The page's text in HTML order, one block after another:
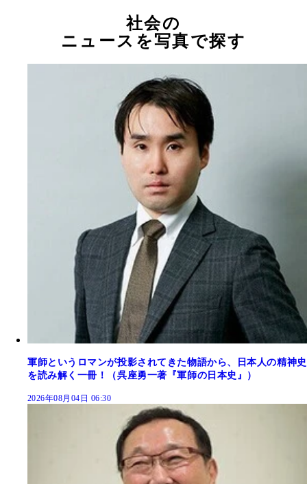
社会の
ニュースを写真で探す
軍師というロマンが投影されてきた物語から、日本人の精神史
を読み解く一冊！（呉座勇一著『軍師の日本史』）
2026年08月04日 06:30